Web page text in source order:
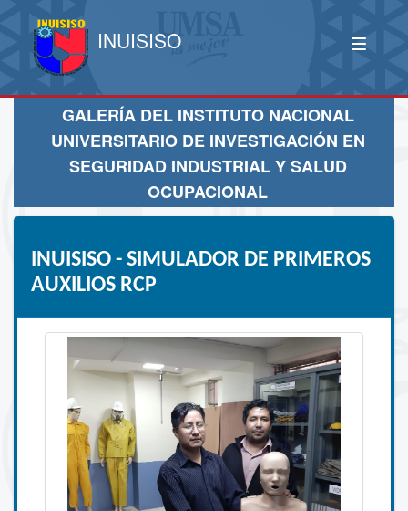
INUISISO
GALERÍA DEL INSTITUTO NACIONAL
UNIVERSITARIO DE INVESTIGACIÓN EN
SEGURIDAD INDUSTRIAL Y SALUD
OCUPACIONAL
INUISISO - SIMULADOR DE PRIMEROS
AUXILIOS RCP